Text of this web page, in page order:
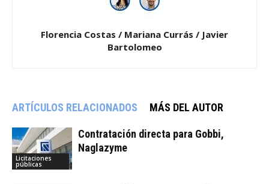
Florencia Costas / Mariana Currás / Javier
Bartolomeo
ARTÍCULOS RELACIONADOS MÁS DEL AUTOR
Licitaciones
públicas
Contratación directa para Gobbi,
Naglazyme